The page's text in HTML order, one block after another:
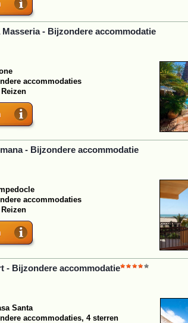
Masseria - Bijzondere accommodatie
accommodaties
Reizen
- Bijzondere accommodatie
accommodaties
Reizen
- Bijzondere accommodatie
Santa
accommodaties, 4 sterren